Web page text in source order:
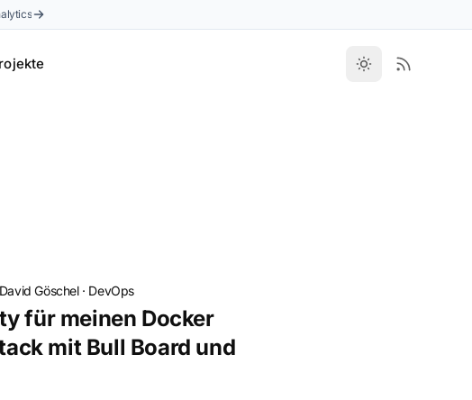
David Göschel· DevOps
für meinen Docker
mit Bull Board und